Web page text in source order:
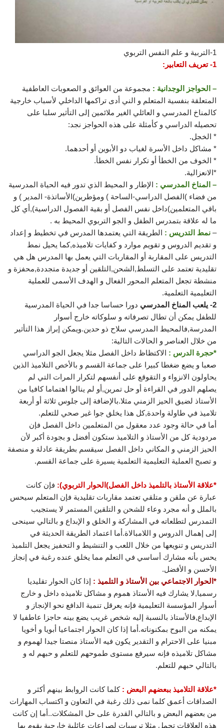
1-التربية و علم النفس التربوي
1- تعريف التعابير:
– الحواجز الوجدانية : مجموعة من العوائق و الصعوبات العاطفية
المتعلقة بنفسية المتعلم و الني أدى تراكمها الداخلي لأسباب خارجية
كالمناخ المدرسي و العائلي الغير ملائمين إلى التأثير سلبا على
تحصيله الدراسي و كأمثلة على هذه الحواجز نجد:
* الخجل.
* مشاكل داخل الأسرة لغياب دو الأبوين أو أحدهما.
* الخوف من الخطأ أو تكرار نفس الخطأ.
*الانعزالية.
– المناخ المدرسي :
الإطار و المحيط الذي تدور فيه الحياة المدرسية
من فضاء )الفصل الدراسي-الساحة ) ومؤطرين)الأساتذة- المدير ) و
باقي المتعلمين)داخل نفس الفصل أو بقية الفصول الدراسية),أي كل
ما له علاقة بتمدرس الطفل و الجو التربوي المحيط به .
– نمط التدريس : الطريقة التي يعتمدها المدرس في تخطيط و إعداد
و تقديم الدروس و تقويم موارد و كفايات تلاميذه,كما يحيل نمط
التدريس على المقاربة أو المقاربات التي يعمل بها المدرس هل هي
تقليدية تعتمد على التسلط,الشحن,التلقين أو جديدة متجددة,محفزة و
منشطة تجعل المتعلم المحور الفعال و الهدف الأسمى للعملية
التعليمية التعلمية.
2- يلعب المناخ المدرسي
دورا حساسا جدا في الحياة المدرسية
للطفل يمكن أن تطال تصرفاته و سلوكاته خارج أسوار
المدرسة,فالمحيط المدرسي سلاح ذو حدين.ويمكن إبراز هذا التأثير
من خلال العناصر و الحالات التالية:
*حجرة الدرس : الاكتظاظ داخل الفصل مثلا يجعل الجو الدراسي
صعبا و يضع ضغطا كبيرا على جماعة القسم و بالأخص التلاميذ الذين
يحاولون الانزواء و التقوقع على أنفسهم لتكرار المرات التي لم
يصلهم الدور في القراءة أو حل تمرين,أو لم ينالوا اهتماما كافيا من
الأستاذ لضيق الحيز الزمني مثلا.بالإضافة إلى جلوس ثلاثة أو أربعة
تلاميذ في طاولة واحدة,كل هذا يخلق جوا غير صحي للتعلم.
أما في حالة وجود عدد معقول من المتعلمين داخل الفصل فإن
مردودية كل من الأستاذ و التلاميذ ستكون أفضل و بجودة أكبر لأن
الحيز الزمني و المكاني داخل الفصل سيقسم بطريقة عادلة و منصفة
و تصبح العملية التعليمية التعلمية يسيرة على جماعة القسم.
*علاقة الأستاذ بالتلميذ داخل الفصل)الحوار التربوي): فإن كانت
عبارة عن ملقن و متلقي تعتمد مقاربات تقليدية فإن المتعلم سيحس
بالملل و أنه مجرد وعاء للشحن و التلقين المستمر لا يستجيب
التمدرس لتطلعاته في المشاركة و الخلق و الإبداع و بالتالي سينحى
إلى إهمال الدروس و اللامبالاة.أما اعتماد الطريقة الحديثة في
التدريس و تنويعها من خلال اللعب و التنشيط و التحفيز يجعل التلميذ
يحس بأنه مشارك أساسي في التعلم مما يخلق عنده رغبة في إنجاز
الأحسن و الأفضل.
*الحوار الاجتماعي بين الأستاذ و التلميذ : إذا كان الحوار تقليديا
رسميا,لا يشارك فيه الأستاذ هموم و مشاكل تلاميذه داخل و خارج
أسوار المؤسسة التعليمية فإنه يعرقل تنمية الدافع نحو الإنجاز و
الإبداع,فالأستاذ بالنسبة إليه شخص غريب يضع بينه حاجزا عاطفيا لا
يمكنه من البوح بمكنوناته.أما إذا كان الحوار اجتماعيا أبويا و أخويا
مبنيا على الاحترام و التقدير يكون فيه الأستاذ منصتا جيدا لهموم و
مشاكل تلاميذه فإنه سيرفع مستوى طموحهم للتعلم و حبهم له و
بالتالي حبهم للتعلم.
*علاقة التلاميذ ببعضهم البعض : كلما كانت الروابط بينهم أكثر و
الصداقات أعمق كلما نمى ذلك رغبة في التعاون و اكتساب المهارات
من بعضهم البعض و بالتالي القدرة على حل المشكلات..أما إن كانت
هذه العلاقات تحمل مثلا ترسبات لصراعات عائلية خارجية يقوم بها